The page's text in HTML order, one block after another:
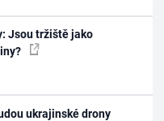
Jsou tržiště jako
ukrajinské drony